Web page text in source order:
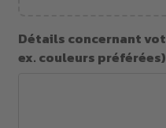
Détails concernant
ex. couleurs préférées)